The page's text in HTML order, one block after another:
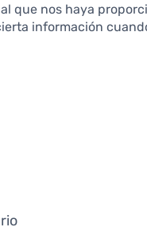
que nos haya
información